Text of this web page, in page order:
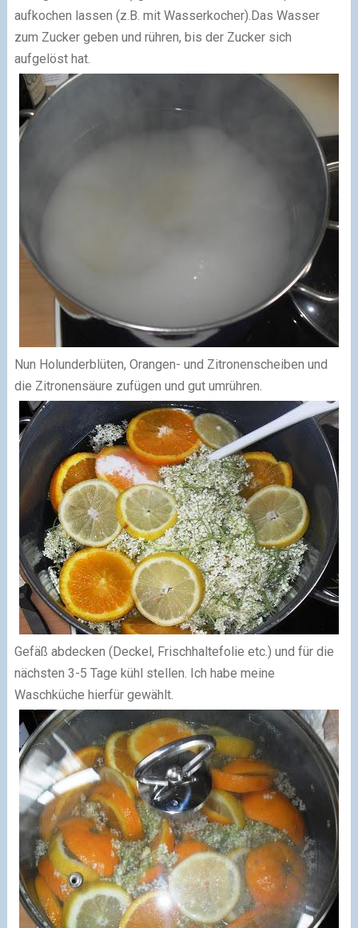
aufkochen lassen (z.B. mit Wasserkocher). Das Wasser
zum Zucker geben und rühren, bis der Zucker sich
aufgelöst hat.
Nun Holunderblüten, Orangen- und Zitronenscheiben und
die Zitronensäure zufügen und gut umrühren.
Gefäß abdecken (Deckel, Frischhaltefolie etc.) und für die
nächsten 3-5 Tage kühl stellen. Ich habe meine
Waschküche hierfür gewählt.